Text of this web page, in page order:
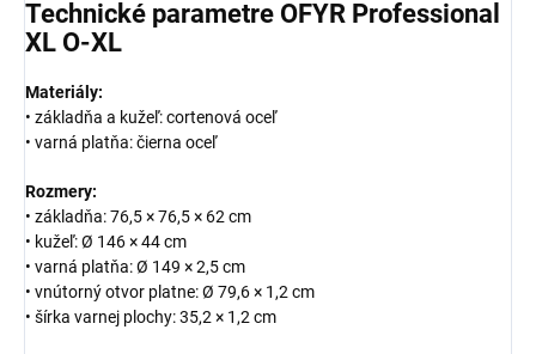
Technické parametre OFYR Professional
XL O-XL
Materiály:
• základňa a kužeľ: cortenová oceľ
• varná platňa: čierna oceľ
Rozmery:
• základňa: 76,5 × 76,5 × 62 cm
• kužeľ: Ø 146 × 44 cm
• varná platňa: Ø 149 × 2,5 cm
• vnútorný otvor platne: Ø 79,6 × 1,2 cm
• šírka varnej plochy: 35,2 × 1,2 cm